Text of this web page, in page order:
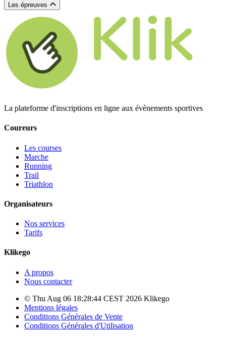
Les épreuves
La plateforme d'inscriptions en ligne aux évènements sportives
Coureurs
Les courses
Marche
Running
Trail
Triathlon
Organisateurs
Nos services
Tarifs
Klikego
A propos
Nous contacter
© Thu Aug 06 18:28:44 CEST 2026 Klikego
Mentions légales
Conditions Générales de Vente
Conditions Générales d'Utilisation